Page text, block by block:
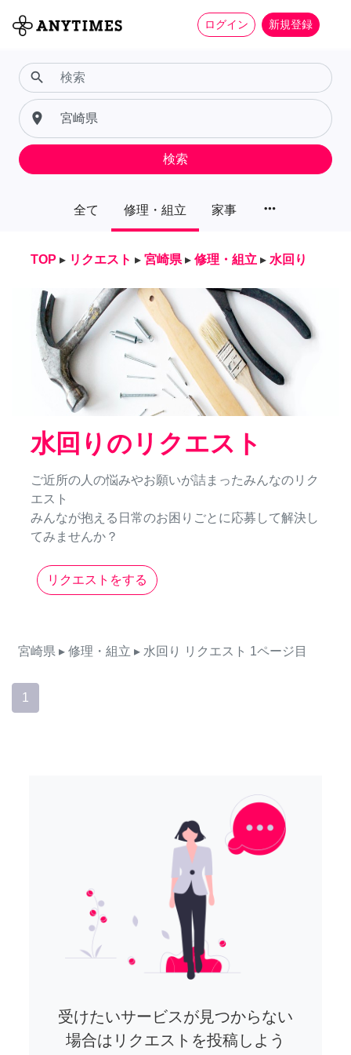
ログイン 新規登録
全て 修理・組立 家事 more_horiz
search
place
検索
TOP ▸ リクエスト ▸ 宮崎県 ▸ 修理・組立 ▸ 水回り
水回りのリクエスト
ご近所の人の悩みやお願いが詰まったみんなのリク
エスト
みんなが抱える日常のお困りごとに応募して解決し
てみませんか？
リクエストをする
宮崎県 ▸ 修理・組立 ▸ 水回り リクエスト 1ページ目
1
受けたいサービスが見つからない
場合はリクエストを投稿しよう